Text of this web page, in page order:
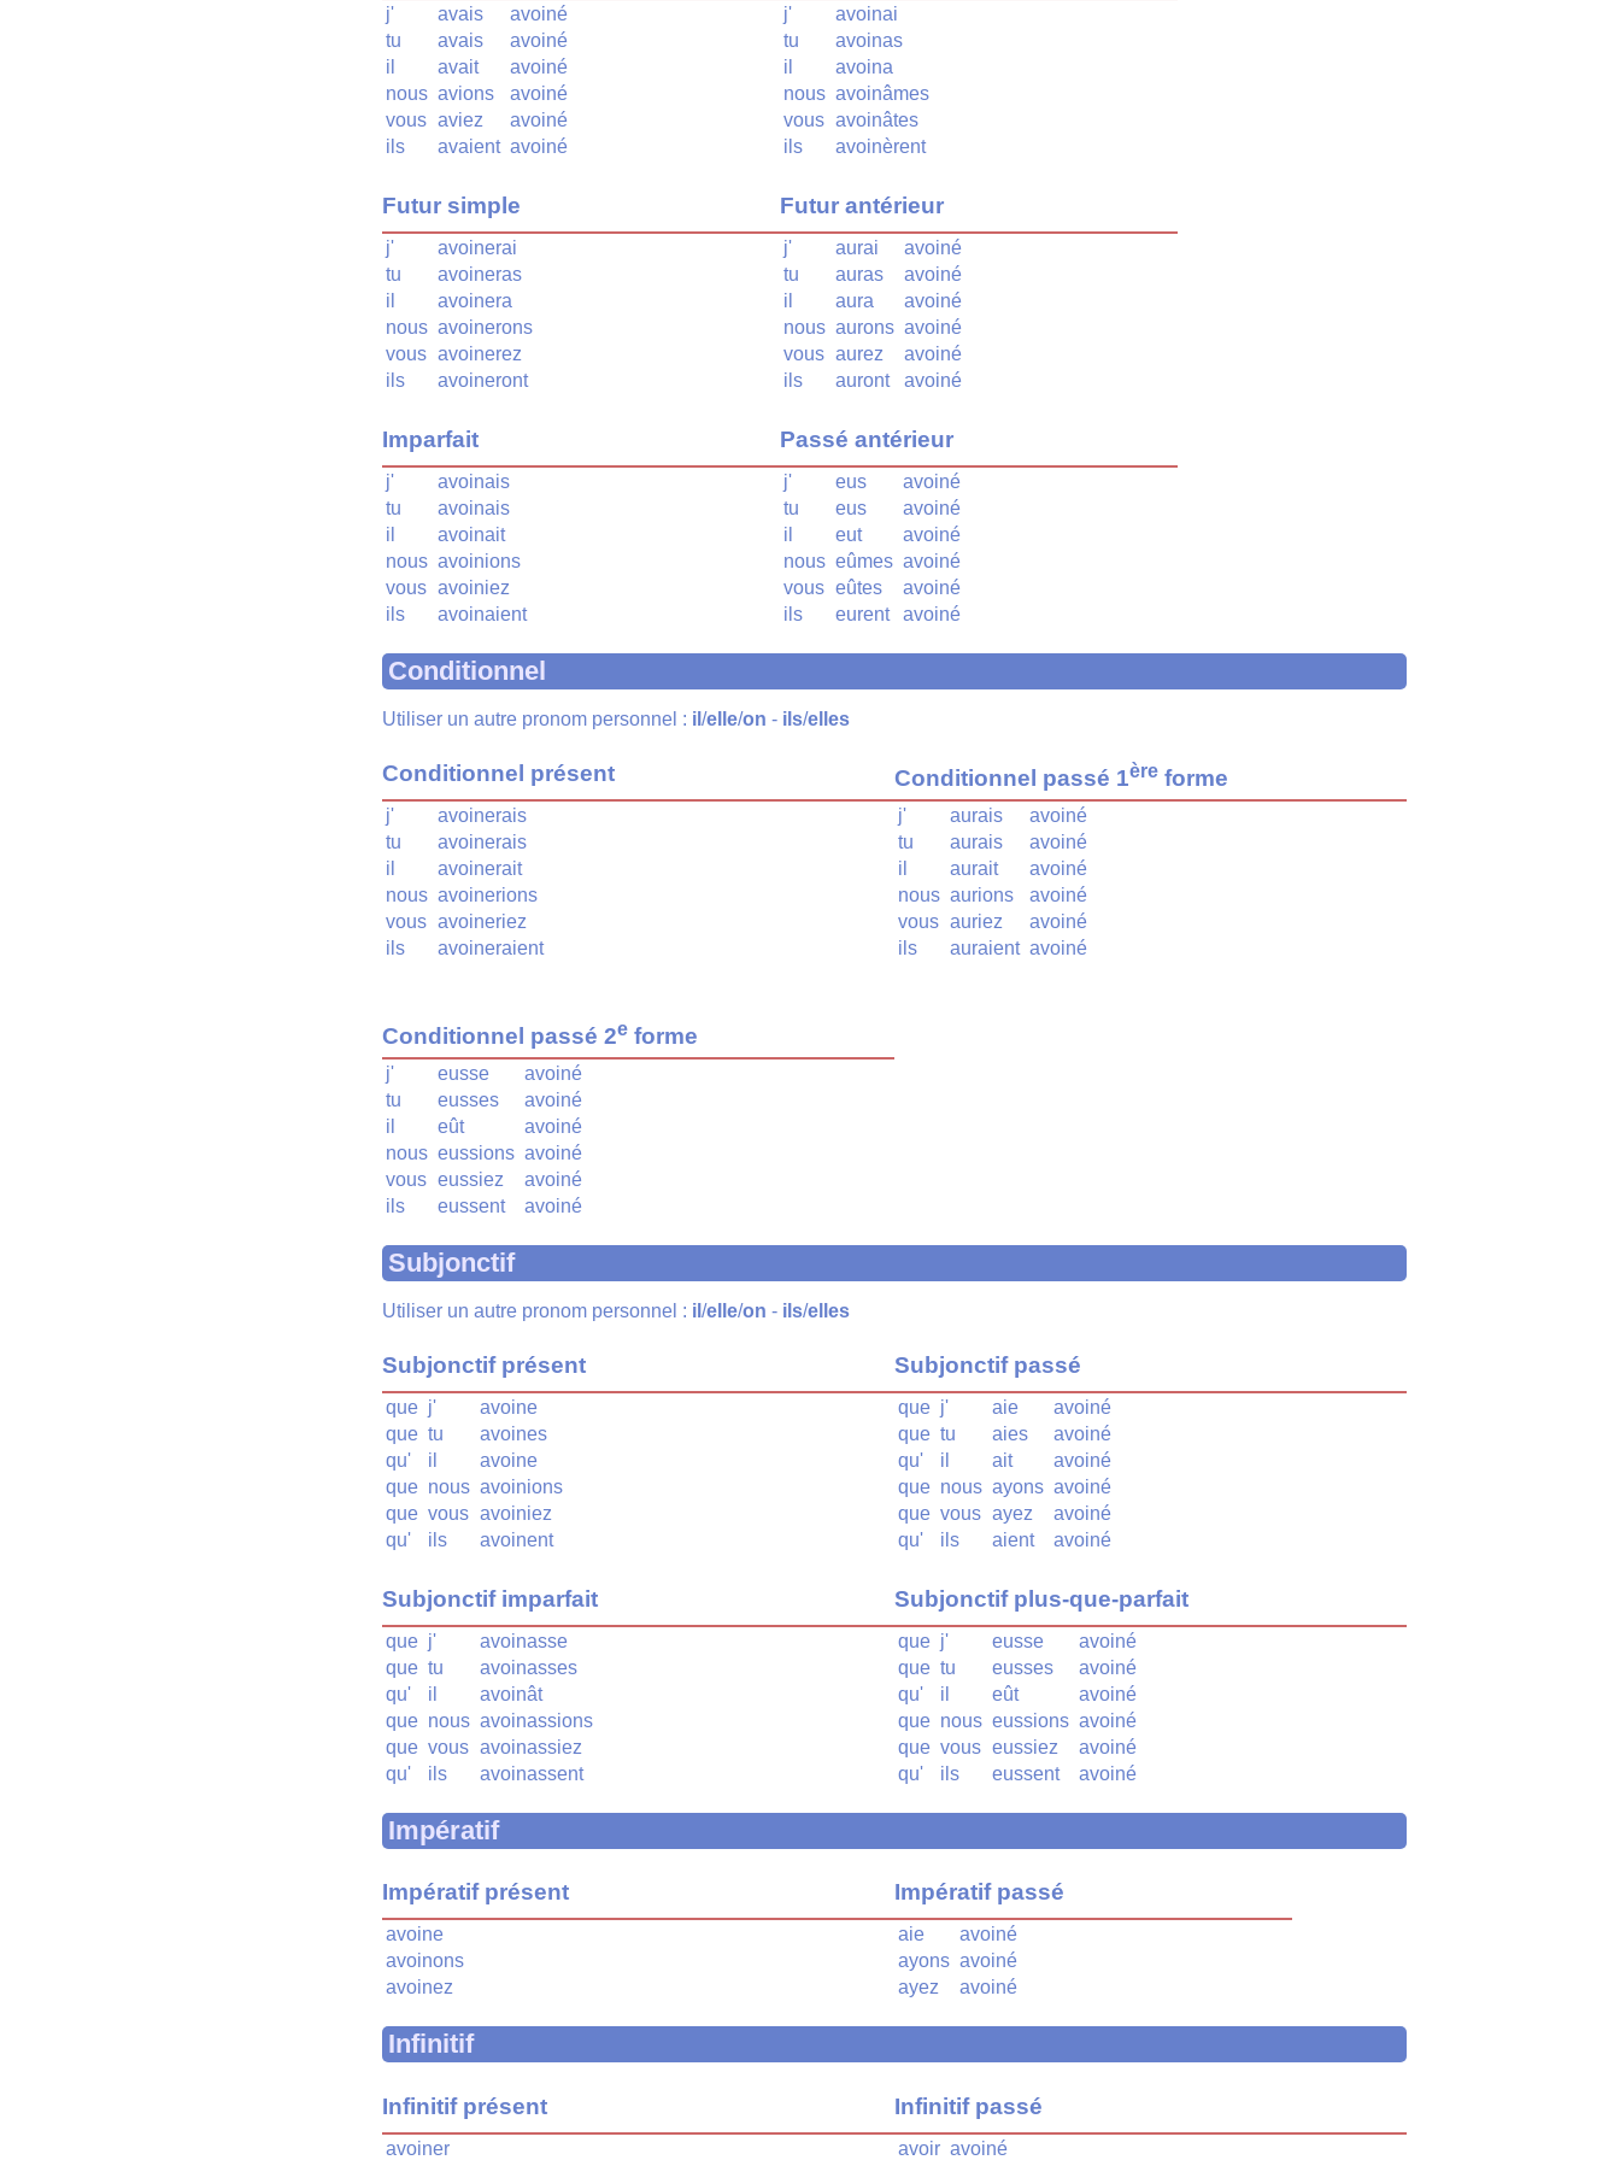
j' avais
avoiné
tu
avais
avoiné
il
avait
avoiné
nous avions
avoiné
vous aviez
avoiné
ils
avaient avoiné
Futur simple
j'
avoinerai
tu
avoineras
il
avoinera
nous avoinerons
vous avoinerez
ils
avoineront
Imparfait
j'
avoinais
tu
avoinais
il
avoinait
nous avoinions
vous avoiniez
ils
avoinaient
j'
avoinai
tu
avoinas
il
avoina
nous avoinâmes
vous avoinâtes
ils
avoinèrent
Futur antérieur
j' aurai
avoiné
tu
auras
avoiné
il
aura
avoiné
nous aurons avoiné
vous aurez
avoiné
ils
auront avoiné
Passé antérieur
j' eus
avoiné
tu
eus
avoiné
il
eut
avoiné
nous eûmes avoiné
vous eûtes
avoiné
ils
eurent avoiné
Conditionnel
Utiliser un autre pronom personnel : il /elle/on - ils/elles
Conditionnel présent
j'
avoinerais
tu
avoinerais
il
avoinerait
nous avoinerions
vous avoineriez
ils
avoineraient
Conditionnel passé 1ère forme
j' aurais
avoiné
tu
aurais
avoiné
il
aurait
avoiné
nous aurions
avoiné
vous auriez
avoiné
ils
auraient avoiné
Conditionnel passé 2e forme
j' eusse
avoiné
tu
eusses
avoiné
il
eût
avoiné
nous eussions avoiné
vous eussiez
avoiné
ils
eussent avoiné
Subjonctif
Utiliser un autre pronom personnel : il /elle/on - ils/elles
Subjonctif présent
que j'
avoine
que tu
avoines
qu'
il
avoine
que nous avoinions
que vous avoiniez
qu'
ils avoinent
Subjonctif imparfait
que j'
avoinasse
que tu
avoinasses
qu'
il
avoinât
que nous avoinassions
que vous avoinassiez
qu'
ils avoinassent
Subjonctif passé
que j' aie
avoiné
que tu aies
avoiné
qu'
il ait
avoiné
que nous ayons avoiné
que vous ayez
avoiné
qu'
ils aient avoiné
Subjonctif plus-que-parfait
que j' eusse
avoiné
que tu eusses
avoiné
qu'
il eût
avoiné
que nous eussions avoiné
que vous eussiez
avoiné
qu'
ils eussent avoiné
Impératif
Impératif présent
avoine
avoinons
avoinez
Impératif passé
aie
avoiné
ayons avoiné
ayez
avoiné
Infinitif
Infinitif présent
avoiner
Infinitif passé
avoir avoiné